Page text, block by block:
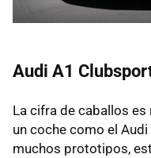
Audi A1
La cifra de caballos
un coche como el
muchos prototipos,